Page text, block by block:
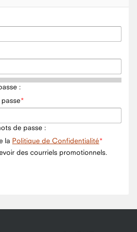
:
de passe :
la Politique de Confidentialité
des courriels promotionnels.